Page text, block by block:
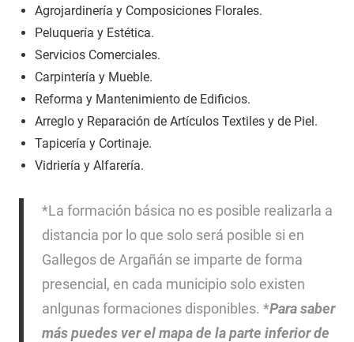
Agrojardinería y Composiciones Florales.
Peluquería y Estética.
Servicios Comerciales.
Carpintería y Mueble.
Reforma y Mantenimiento de Edificios.
Arreglo y Reparación de Artículos Textiles y de Piel.
Tapicería y Cortinaje.
Vidriería y Alfarería.
*La formación básica no es posible realizarla a
distancia por lo que solo será posible si en
Gallegos de Argañán se imparte de forma
presencial, en cada municipio solo existen
anlgunas formaciones disponibles. *Para saber
más puedes ver el mapa de la parte inferior de